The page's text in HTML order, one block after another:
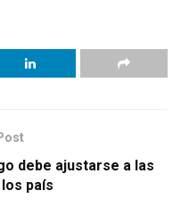
debe ajustarse a las
país